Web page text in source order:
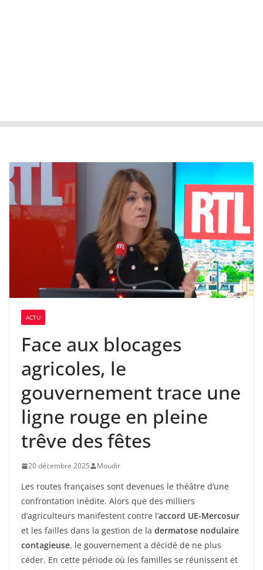
ACTU
Face aux blocages
agricoles, le
gouvernement trace une
ligne rouge en pleine
trêve des fêtes
20 décembre 2025 Moudir
Les routes françaises sont devenues le théâtre d’une
confrontation inédite. Alors que des milliers
d’agriculteurs manifestent contre l’accord UE-Mercosur
et les failles dans la gestion de la dermatose nodulaire
contagieuse, le gouvernement a décidé de ne plus
céder. En cette période où les familles se réunissent et